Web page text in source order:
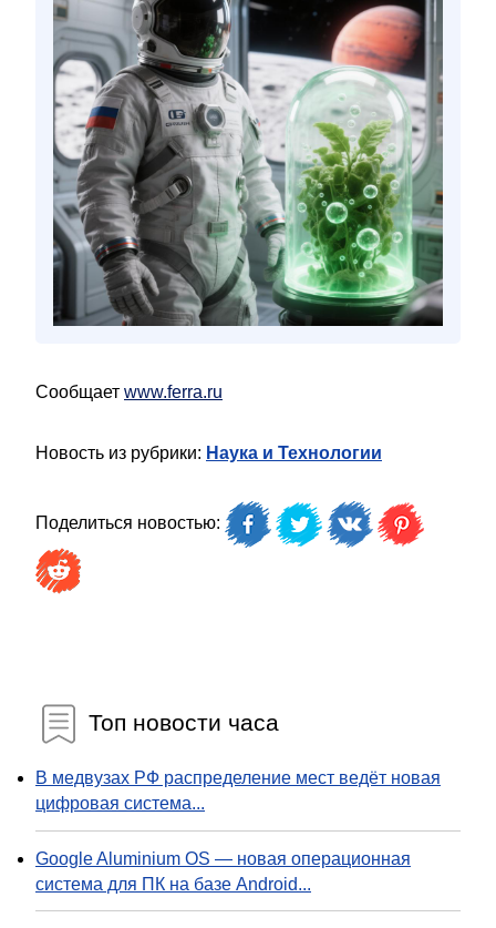
Сообщает www.ferra.ru
Новость из рубрики: Наука и Технологии
Поделиться новостью:
Топ новости часа
В медвузах РФ распределение мест ведёт новая
цифровая система...
Google Aluminium OS — новая операционная
система для ПК на базе Android...